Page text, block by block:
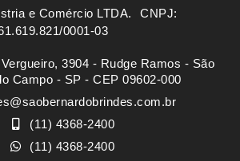
e Comércio LTDA. ㅤㅤㅤ CNPJ:
0001-03
3904 - Rudge Ramos - São
Campo - SP - CEP 09602-000
(11) 4368-2400
(11) 4368-2400